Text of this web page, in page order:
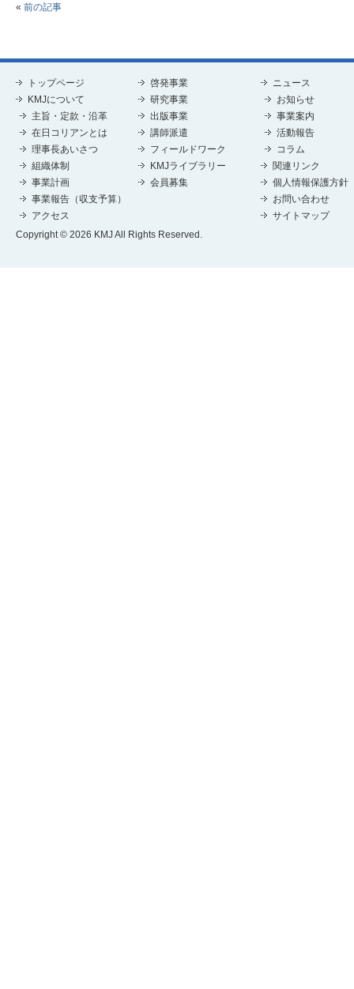
« 前の記事
トップページ
KMJについて
主旨・定款・沿革
在日コリアンとは
理事長あいさつ
組織体制
事業計画
事業報告（収支予算）
アクセス
啓発事業
研究事業
出版事業
講師派遣
フィールドワーク
KMJライブラリー
会員募集
ニュース
お知らせ
事業案内
活動報告
コラム
関連リンク
個人情報保護方針
お問い合わせ
サイトマップ
Copyright © 2026 KMJ All Rights Reserved.